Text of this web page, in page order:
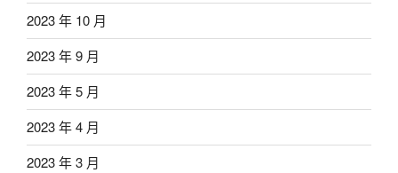
2023 年 10 月
2023 年 9 月
2023 年 5 月
2023 年 4 月
2023 年 3 月